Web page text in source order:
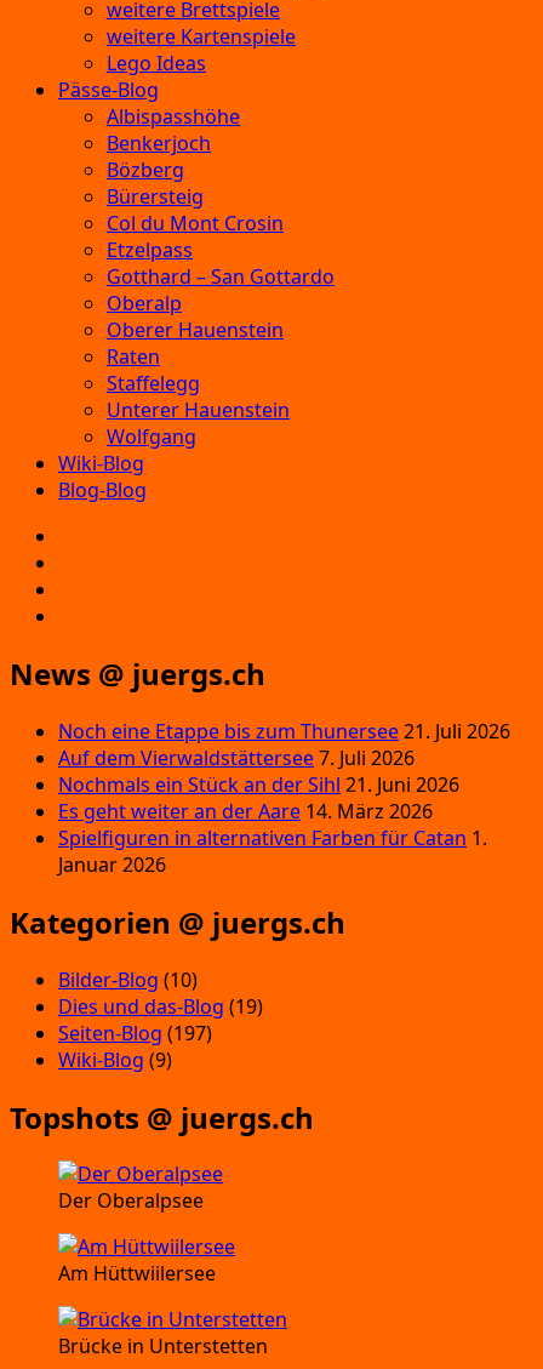
weitere Brettspiele
weitere Kartenspiele
Lego Ideas
Pässe-Blog
Albispasshöhe
Benkerjoch
Bözberg
Bürersteig
Col du Mont Crosin
Etzelpass
Gotthard – San Gottardo
Oberalp
Oberer Hauenstein
Raten
Staffelegg
Unterer Hauenstein
Wolfgang
Wiki-Blog
Blog-Blog
News @ juergs.ch
Noch eine Etappe bis zum Thunersee21. Juli 2026
Auf dem Vierwaldstättersee7. Juli 2026
Nochmals ein Stück an der Sihl 21. Juni 2026
Es geht weiter an der Aare 14. März 2026
Spielfiguren in alternativen Farben für Catan 1.
Januar 2026
Kategorien @ juergs.ch
Bilder-Blog (10)
Dies und das-Blog (19)
Seiten-Blog (197)
Wiki-Blog (9)
Topshots @ juergs.ch
Der Oberalpsee
Am Hüttwiilersee
Brücke in Unterstetten